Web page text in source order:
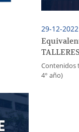
29-12-2022
TALLERES
Contenidos
4° año)